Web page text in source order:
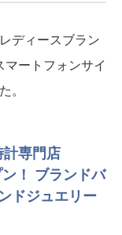
ディースブラン
ートフォンサイ
。
専門店
！ ブランドバ
ドジュエリー